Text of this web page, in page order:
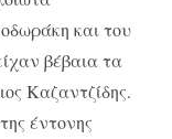
και του
βέβαια τα
Καζαντζίδης.
έντονης